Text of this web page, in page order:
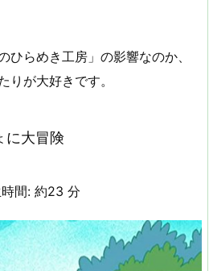
ひらめき工房」の影響なのか、
りが大好きです。
に大冒険
間: 約23 分